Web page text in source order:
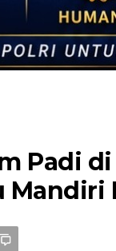
Padi
Mandiri